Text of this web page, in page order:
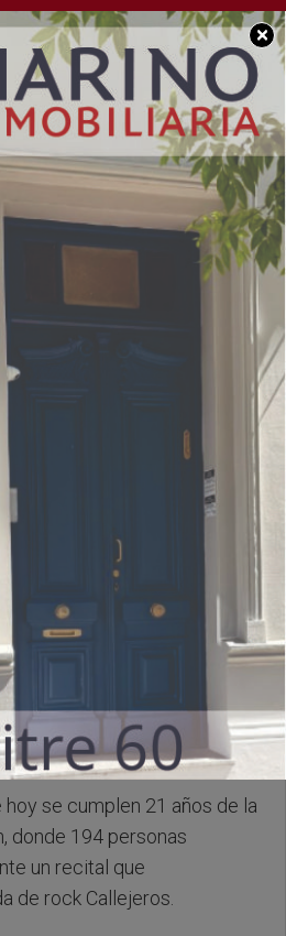
×
21 años de
2025 . 07:38 Hs.
se cumplen 21 años de la
donde 194 personas
un recital que
de rock Callejeros.